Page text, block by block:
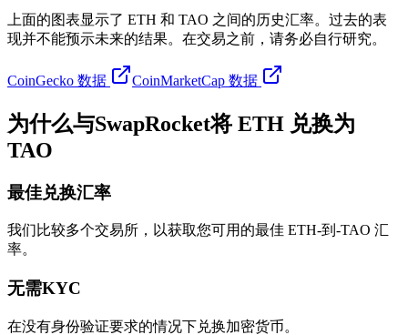
上面的图表显示了 ETH 和 TAO 之间的历史汇率。过去的表
现并不能预示未来的结果。在交易之前，请务必自行研究。
CoinGecko 数据 CoinMarketCap 数据
为什么与SwapRocket将 ETH 兑换为
TAO
最佳兑换汇率
我们比较多个交易所，以获取您可用的最佳 ETH-到-TAO 汇
率。
无需KYC
在没有身份验证要求的情况下兑换加密货币。